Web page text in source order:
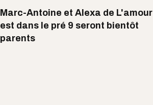
Marc-Antoine et Alexa de L'amour
est dans le pré 9 seront bientôt
parents